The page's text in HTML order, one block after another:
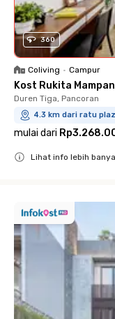
360
Coliving • Campur
Kost Rukita
Duren Tiga, Pancoran
4.3 km dari ratu
mulai dari
Lihat info lebih